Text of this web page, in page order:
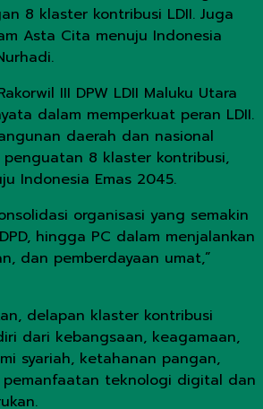
8 klaster kontribusi LDII. Juga
Asta Cita menuju Indonesia
III DPW LDII Maluku Utara
dalam memperkuat peran LDII.
daerah dan nasional
penguatan 8 klaster kontribusi,
Indonesia Emas 2045.
organisasi yang semakin
hingga PC dalam menjalankan
dan pemberdayaan umat,”
delapan klaster kontribusi
dari kebangsaan, keagamaan,
syariah, ketahanan pangan,
teknologi digital dan